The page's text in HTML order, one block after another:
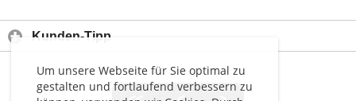
Um unsere Webseite für Sie optimal zu
gestalten und fortlaufend verbessern zu
Kunden-Tipp